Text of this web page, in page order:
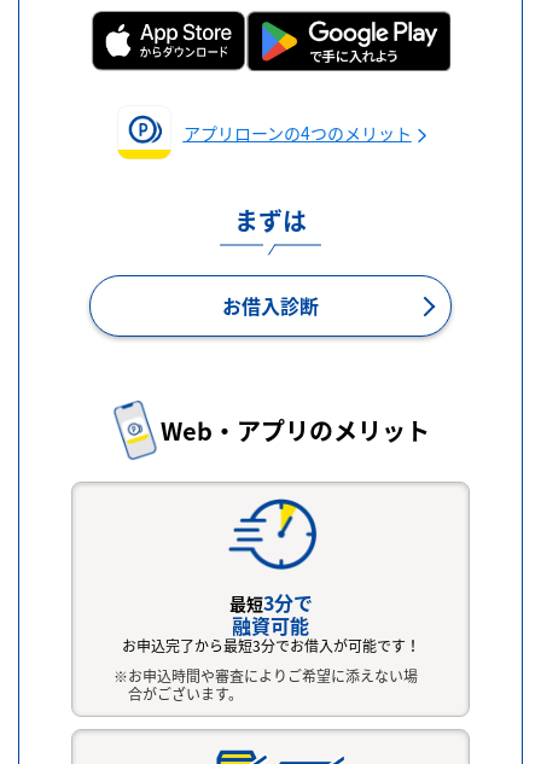
アプリローンの4つのメリット
まずは
お借入診断
Web・アプリのメリット
最短3分で
融資可能
お申込完了から最短3分でお借入が可能です！
お申込時間や審査によりご希望に添えない場
合がございます。